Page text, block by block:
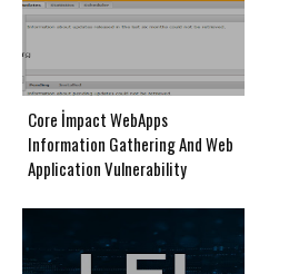
Core İmpact WebApps
Information Gathering And Web
Application Vulnerability